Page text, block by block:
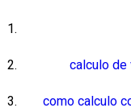
calculo de
como calculo